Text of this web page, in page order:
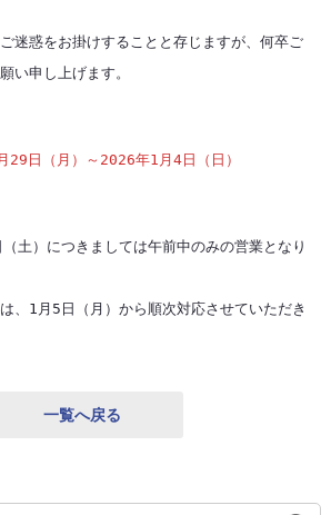
迷惑をお掛けすることと存じますが、何卒ご
29日（月）～2026年1月4日（日）
土）につきましては午前中のみの営業となり
、 1月5日（月）から順次対応させていただき
一覧へ戻る